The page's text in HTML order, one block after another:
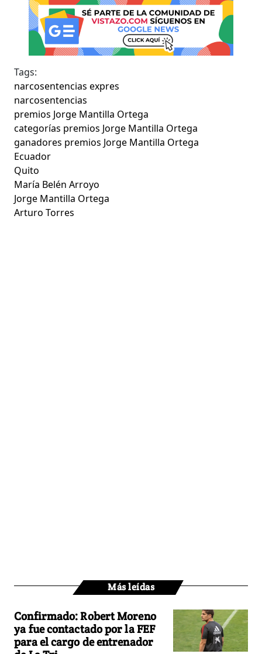
Tags:
narcosentencias expres
narcosentencias
premios Jorge Mantilla Ortega
categorías premios Jorge Mantilla Ortega
ganadores premios Jorge Mantilla Ortega
Ecuador
Quito
María Belén Arroyo
Jorge Mantilla Ortega
Arturo Torres
Más leídas
Confirmado: Robert Moreno
ya fue contactado por la FEF
para el cargo de entrenador